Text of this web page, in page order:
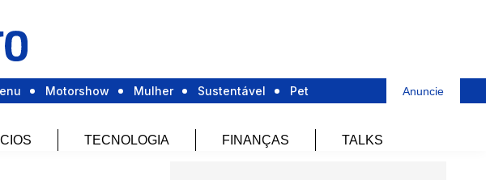
Motorshow Mulher Sustentável Pet Anuncie
TECNOLOGIA FINANÇAS TALKS